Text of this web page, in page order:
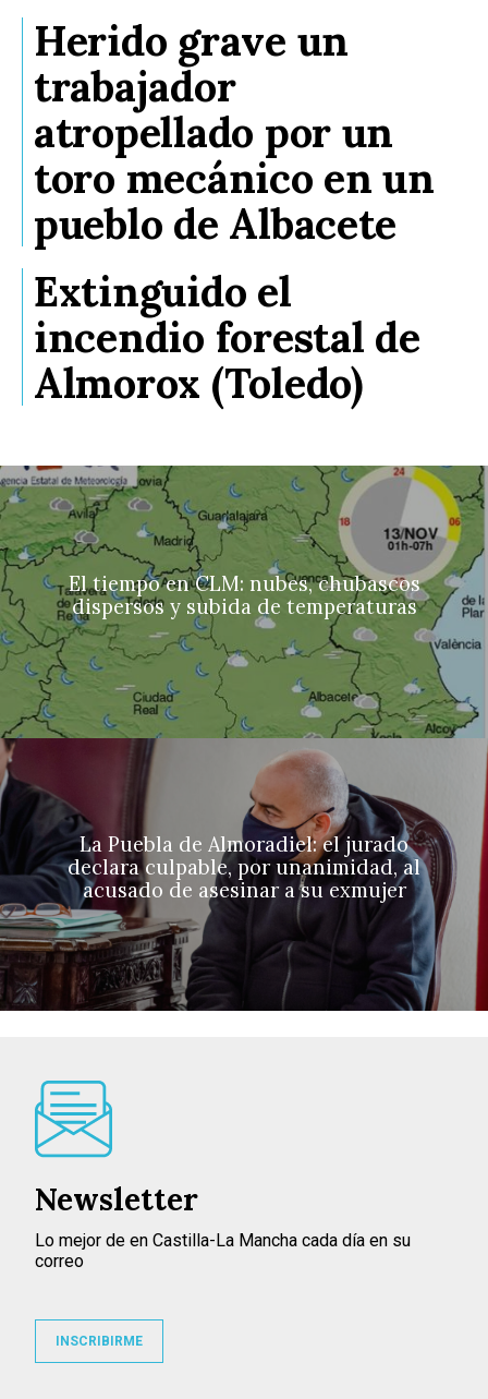
Herido grave un
trabajador
atropellado por un
toro mecánico en un
pueblo de Albacete
Extinguido el
incendio forestal de
Almorox (Toledo)
El tiempo en CLM: nubes, chubascos
dispersos y subida de temperaturas
La Puebla de Almoradiel: el jurado
declara culpable, por unanimidad, al
acusado de asesinar a su exmujer
Newsletter
Lo mejor de en Castilla-La Mancha cada día en su
correo
INSCRIBIRME